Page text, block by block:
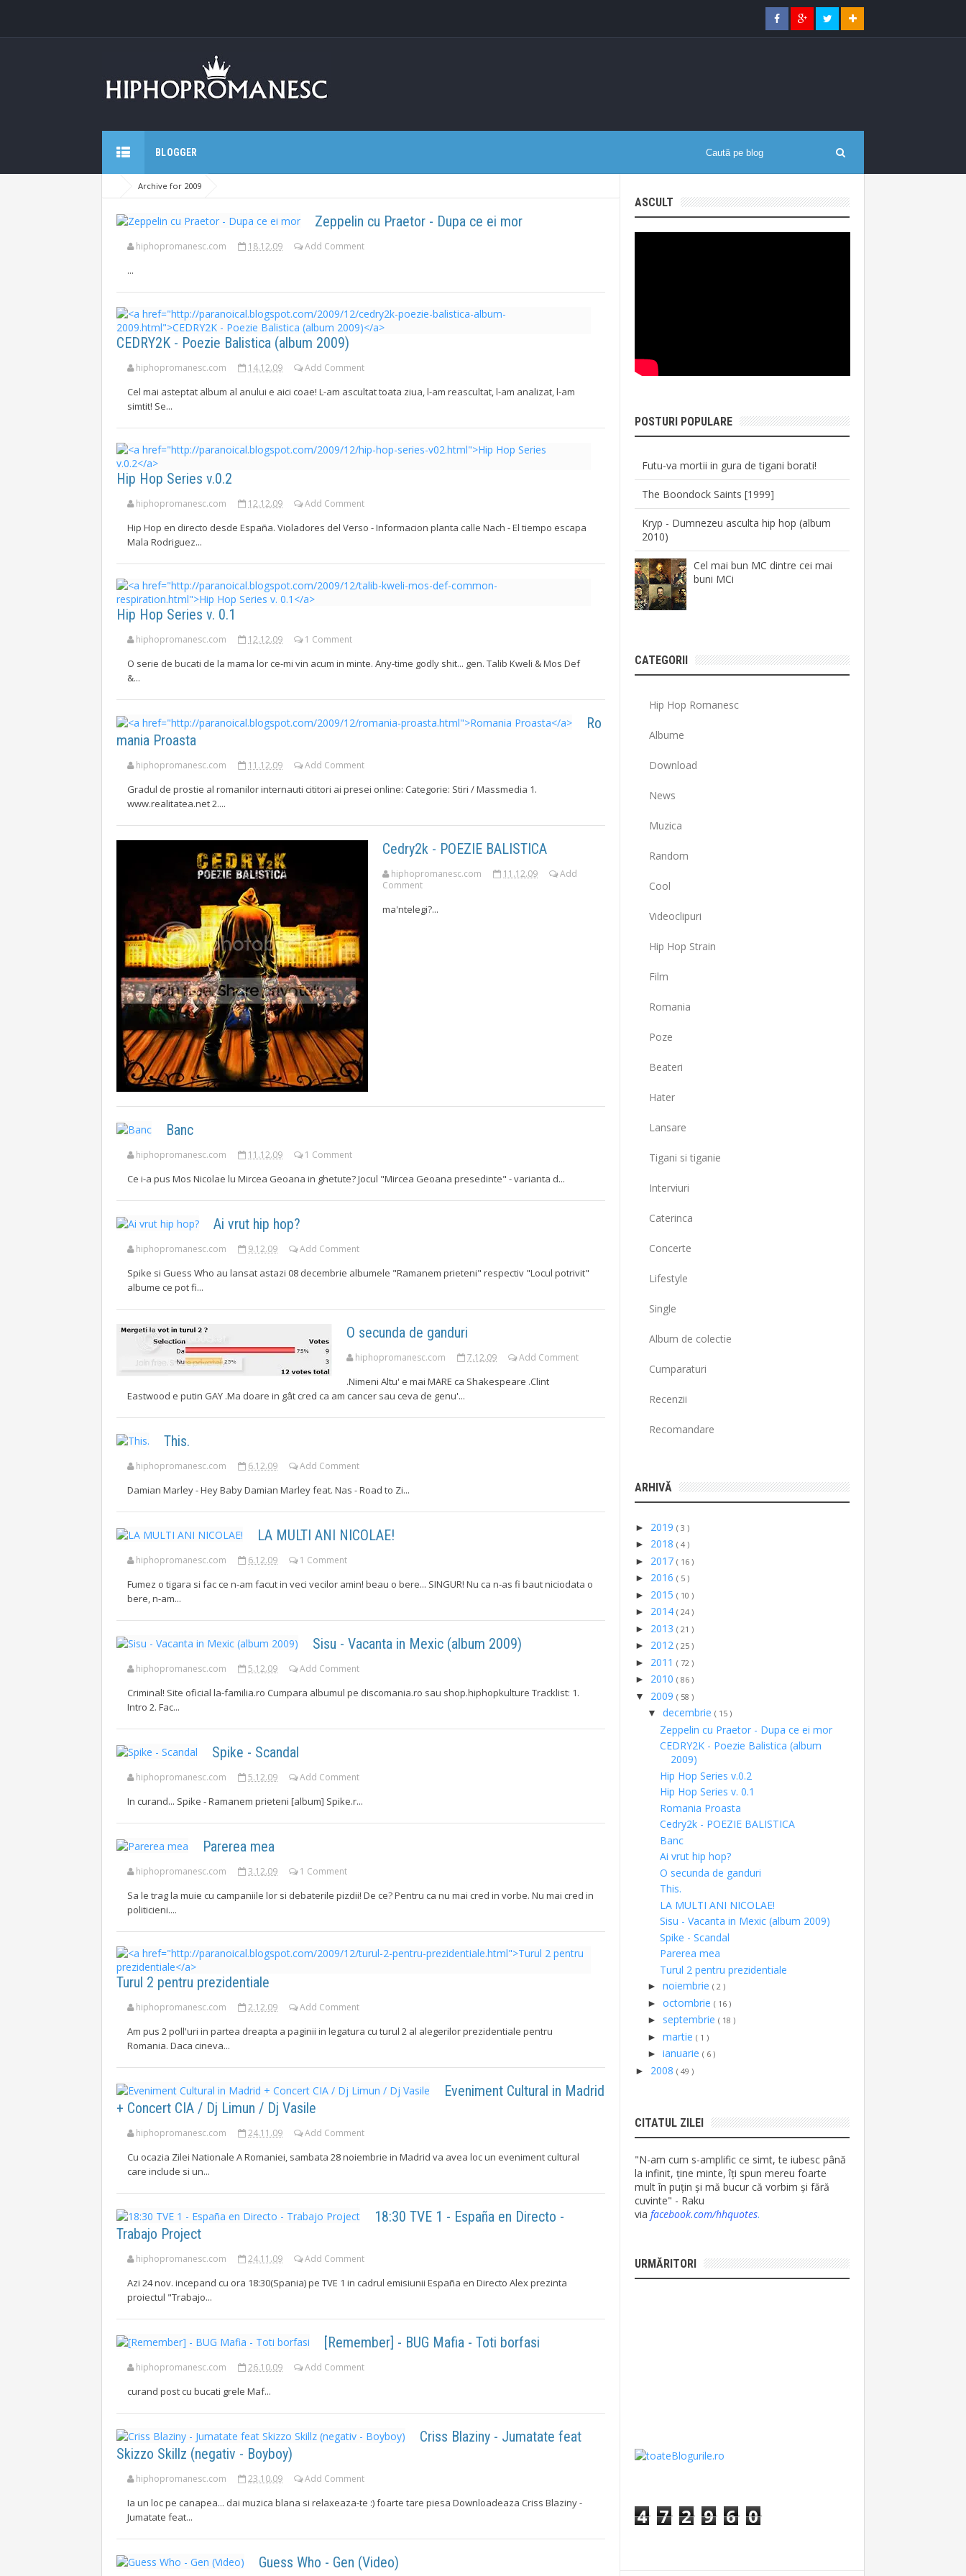
BLOGGER
Archive for 2009
Zeppelin cu Praetor - Dupa ce ei mor
hiphopromanesc.com 18.12.09 Add Comment
...
CEDRY2K - Poezie Balistica (album 2009)
hiphopromanesc.com 14.12.09 Add Comment
Cel mai asteptat album al anului e aici coae! L-am ascultat toata ziua, l-am reascultat, l-am analizat, l-am
simtit! Se...
Hip Hop Series v.0.2
hiphopromanesc.com 12.12.09 Add Comment
Hip Hop en directo desde España. Violadores del Verso - Informacion planta calle Nach - El tiempo escapa
Mala Rodriguez...
Hip Hop Series v. 0.1
hiphopromanesc.com 12.12.09 1 Comment
O serie de bucati de la mama lor ce-mi vin acum in minte. Any-time godly shit... gen. Talib Kweli & Mos Def
&...
Ro
mania Proasta
hiphopromanesc.com 11.12.09 Add Comment
Gradul de prostie al romanilor internauti cititori ai presei online: Categorie: Stiri / Massmedia 1.
www.realitatea.net 2....
Cedry2k - POEZIE BALISTICA
hiphopromanesc.com 11.12.09
Add
Comment
ma'ntelegi?...
Banc
hiphopromanesc.com 11.12.09 1 Comment
Ce i-a pus Mos Nicolae lu Mircea Geoana in ghetute? Jocul "Mircea Geoana presedinte" - varianta d...
Ai vrut hip hop?
hiphopromanesc.com 9.12.09 Add Comment
Spike si Guess Who au lansat astazi 08 decembrie albumele "Ramanem prieteni" respectiv "Locul potrivit"
albume ce pot fi...
O secunda de ganduri
hiphopromanesc.com 7.12.09 Add Comment
.Nimeni Altu' e mai MARE ca Shakespeare .Clint
Eastwood e putin GAY .Ma doare in gât cred ca am cancer sau ceva de genu'...
This.
hiphopromanesc.com 6.12.09 Add Comment
Damian Marley - Hey Baby Damian Marley feat. Nas - Road to Zi...
LA MULTI ANI NICOLAE!
hiphopromanesc.com 6.12.09 1 Comment
Fumez o tigara si fac ce n-am facut in veci vecilor amin! beau o bere... SINGUR! Nu ca n-as fi baut niciodata o
bere, n-am...
Sisu - Vacanta in Mexic (album 2009)
hiphopromanesc.com 5.12.09 Add Comment
Criminal! Site oficial la-familia.ro Cumpara albumul pe discomania.ro sau shop.hiphopkulture Tracklist: 1.
Intro 2. Fac...
Spike - Scandal
hiphopromanesc.com 5.12.09 Add Comment
In curand... Spike - Ramanem prieteni [album] Spike.r...
Parerea mea
hiphopromanesc.com 3.12.09 1 Comment
Sa le trag la muie cu campaniile lor si debaterile pizdii! De ce? Pentru ca nu mai cred in vorbe. Nu mai cred in
politicieni....
Turul 2 pentru prezidentiale
hiphopromanesc.com 2.12.09 Add Comment
Am pus 2 poll'uri in partea dreapta a paginii in legatura cu turul 2 al alegerilor prezidentiale pentru
Romania. Daca cineva...
Eveniment Cultural in Madrid
+ Concert CIA / Dj Limun / Dj Vasile
hiphopromanesc.com 24.11.09 Add Comment
Cu ocazia Zilei Nationale A Romaniei, sambata 28 noiembrie in Madrid va avea loc un eveniment cultural
care include si un...
18:30 TVE 1 - España en Directo -
Trabajo Project
hiphopromanesc.com 24.11.09 Add Comment
Azi 24 nov. incepand cu ora 18:30(Spania) pe TVE 1 in cadrul emisiunii España en Directo Alex prezinta
proiectul "Trabajo...
[Remember] - BUG Mafia - Toti borfasi
hiphopromanesc.com 26.10.09 Add Comment
curand post cu bucati grele Maf...
Criss Blaziny - Jumatate feat
Skizzo Skillz (negativ - Boyboy)
hiphopromanesc.com 23.10.09 Add Comment
Ia un loc pe canapea... dai muzica blana si relaxeaza-te :) foarte tare piesa Downloadeaza Criss Blaziny -
Jumatate feat...
Guess Who - Gen (Video)
ASCULT
POSTURI POPULARE
Futu-va mortii in gura de tigani borati!
The Boondock Saints [1999]
Kryp - Dumnezeu asculta hip hop (album
2010)
Cel mai bun MC dintre cei mai
buni MCi
CATEGORII
Hip Hop Romanesc
Albume
Download
News
Muzica
Random
Cool
Videoclipuri
Hip Hop Strain
Film
Romania
Poze
Beateri
Hater
Lansare
Tigani si tiganie
Interviuri
Caterinca
Concerte
Lifestyle
Single
Album de colectie
Cumparaturi
Recenzii
Recomandare
ARHIVĂ
► 2019 ( 3 )
► 2018 ( 4 )
► 2017 ( 16 )
► 2016 ( 5 )
► 2015 ( 10 )
► 2014 ( 24 )
► 2013 ( 21 )
► 2012 ( 25 )
► 2011 ( 72 )
► 2010 ( 86 )
▼ 2009 ( 58 )
▼ decembrie ( 15 )
Zeppelin cu Praetor - Dupa ce ei mor
CEDRY2K - Poezie Balistica (album
2009)
Hip Hop Series v.0.2
Hip Hop Series v. 0.1
Romania Proasta
Cedry2k - POEZIE BALISTICA
Banc
Ai vrut hip hop?
O secunda de ganduri
This.
LA MULTI ANI NICOLAE!
Sisu - Vacanta in Mexic (album 2009)
Spike - Scandal
Parerea mea
Turul 2 pentru prezidentiale
► noiembrie ( 2 )
► octombrie ( 16 )
► septembrie ( 18 )
► martie ( 1 )
► ianuarie ( 6 )
► 2008 ( 49 )
CITATUL ZILEI
"N-am cum s-amplific ce simt, te iubesc până
la infinit, ține minte, îți spun mereu foarte
mult în puțin și mă bucur că vorbim și fără
cuvinte" - Raku
via facebook.com/hhquotes.
URMĂRITORI
4 7 2 9 6 0